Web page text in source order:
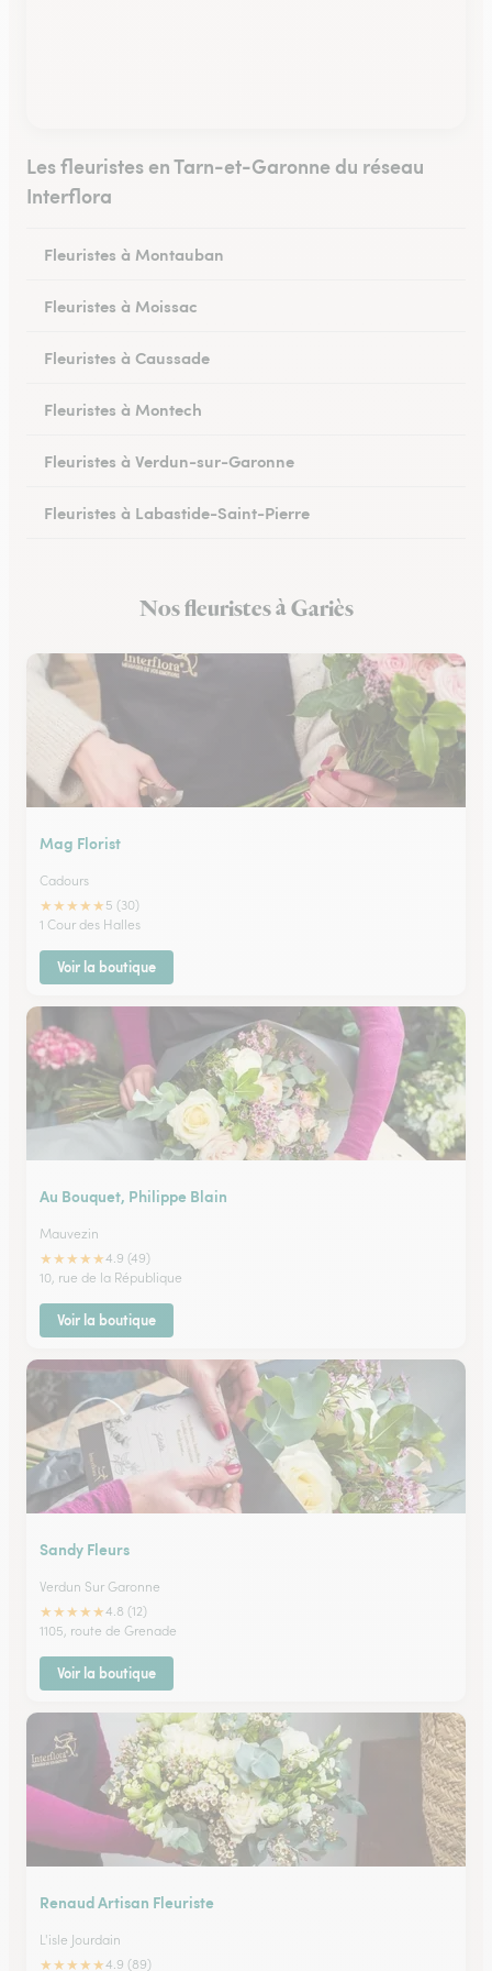
Les fleuristes en Tarn-et-Garonne du réseau
Interflora
Fleuristes à Montauban
Fleuristes à Moissac
Fleuristes à Caussade
Fleuristes à Montech
Fleuristes à Verdun-sur-Garonne
Fleuristes à Labastide-Saint-Pierre
Nos fleuristes à Gariès
Mag Florist
Cadours
★★★★★ 5 (30)
1 Cour des Halles
Voir la boutique
Au Bouquet, Philippe Blain
Mauvezin
★★★★★4.9 (49)
10, rue de la République
Voir la boutique
Sandy Fleurs
Verdun Sur Garonne
★★★★★4.8 (12)
1105, route de Grenade
Voir la boutique
Renaud Artisan Fleuriste
L'isle Jourdain
★★★★★4.9 (89)